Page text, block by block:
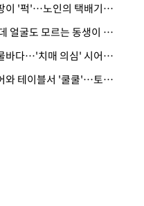
· 엘베 문 열리자 지팡이 '퍽'…노인의 택배기사 폭행 이유
· "20년 병수발했는데 얼굴도 모르는 동생이 유산 절반을"…배다른 형제 상속권 있을까
· 냄비 태우고 욕실 물바다…'치매 의심' 시어머니 검사 권유했다가 '날벼락'
· 새벽 식당 몰래 들어와 테이블서 '쿨쿨'…토사물 남기고 사라진 남성